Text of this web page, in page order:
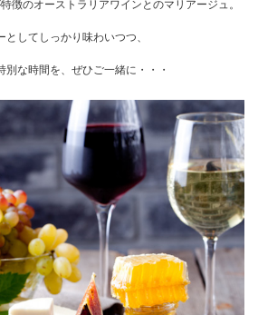
徴のオーストラリアワインとのマリアージュ。
としてしっかり味わいつつ、
別な時間を、ぜひご一緒に・・・